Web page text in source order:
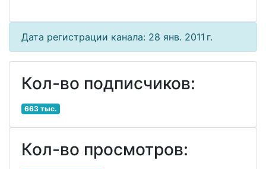
Дата регистрации канала: 28 янв. 2011 г.
Кол-во подписчиков:
663 тыс.
Кол-во просмотров: